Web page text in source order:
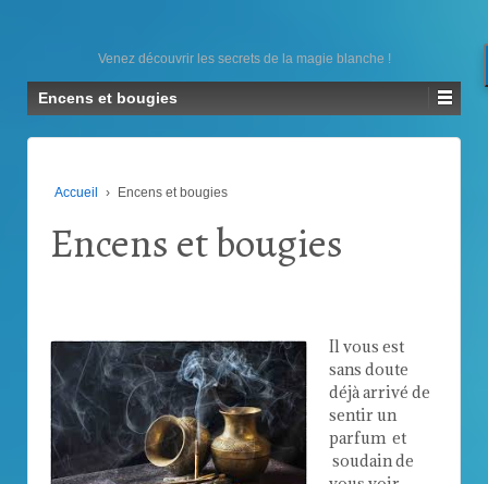
Venez découvrir les secrets de la magie blanche !
Encens et bougies
Accueil › Encens et bougies
Encens et bougies
Il vous est
sans doute
déjà arrivé de
sentir un
parfum et
soudain de